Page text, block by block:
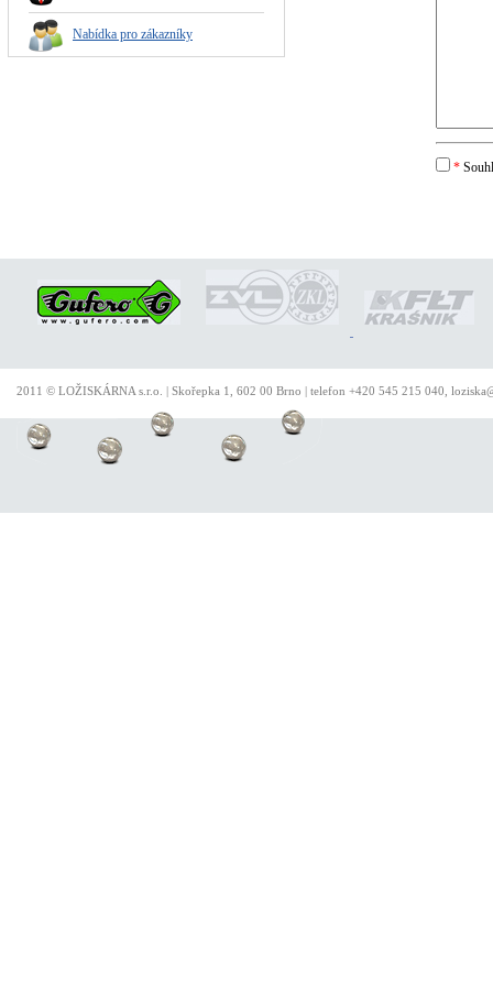
Nabídka pro zákazníky
*
2011 © LOŽISKÁRNA s.r.o. | Skořepka 1, 602 00 Brno | telefon +420 545 215 040,